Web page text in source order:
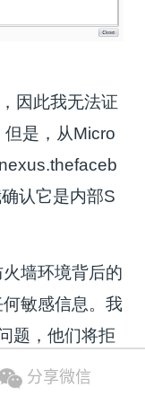
因此我无法证
是，从Micro
认它是内部S
墙环境背后的
敏感信息。我
题，他们将拒
分享微信